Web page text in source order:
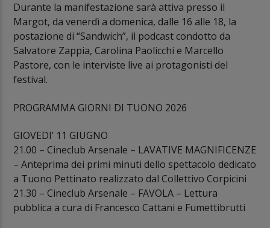
Durante la manifestazione sarà attiva presso il
Margot, da venerdì a domenica, dalle 16 alle 18, la
postazione di “Sandwich”, il podcast condotto da
Salvatore Zappia, Carolina Paolicchi e Marcello
Pastore, con le interviste live ai protagonisti del
festival.
PROGRAMMA GIORNI DI TUONO 2026
GIOVEDI’ 11 GIUGNO
21.00 – Cineclub Arsenale – LAVATIVE MAGNIFICENZE
– Anteprima dei primi minuti dello spettacolo dedicato
a Tuono Pettinato realizzato dal Collettivo Corpicini
21.30 – Cineclub Arsenale – FAVOLA – Lettura
pubblica a cura di Francesco Cattani e Fumettibrutti